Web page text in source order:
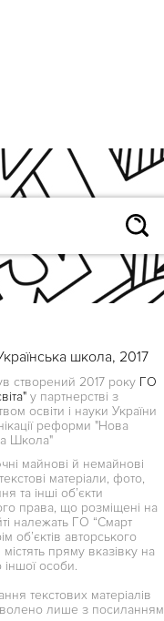
школа, 2017
створений 2017 року ГО
у партнерстві з
освіти і науки України
реформи "Нова
Школа"
майнові й немайнові
матеріали, фото,
та інші об’єкти
права, що розміщені на
належать ГО “Смарт
об’єктів авторського
містять пряму вказівку на
іншої особи.
текстових матеріалів
лише з посиланням